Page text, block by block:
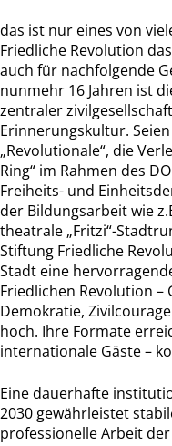
das ist nur eines von
Friedliche Revolution
auch für nachfolgende
nunmehr 16 Jahren ist
zentraler
Erinnerungskultur.
„Revolutionale“, die
Ring“ im Rahmen des
Freiheits- und
der Bildungsarbeit wie
theatrale „Fritzi“-
Stiftung Friedliche
Stadt eine
Friedlichen Revolution –
Demokratie,
hoch. Ihre Formate
internationale Gäste –
Eine dauerhafte
2030 gewährleistet
professionelle Arbeit